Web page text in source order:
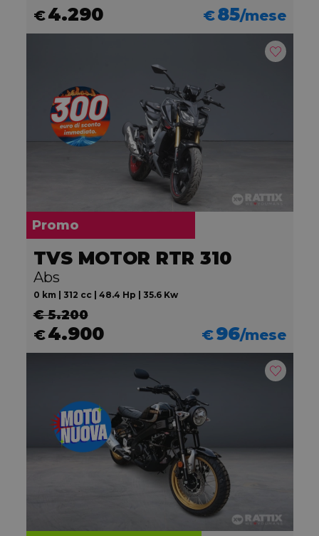
€4.290 €85/mese
Promo
TVS MOTOR RTR 310
Abs
0 km | 312 cc | 48.4 Hp | 35.6 Kw
€ 5.200
€4.900 €96/mese